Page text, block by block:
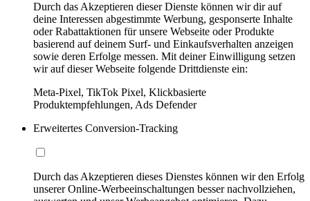
Durch das Akzeptieren dieser Dienste können wir dir auf
deine Interessen abgestimmte Werbung, gesponserte Inhalte
oder Rabattaktionen für unsere Webseite oder Produkte
basierend auf deinem Surf- und Einkaufsverhalten anzeigen
sowie deren Erfolge messen. Mit deiner Einwilligung setzen
wir auf dieser Webseite folgende Drittdienste ein:
Meta-Pixel, TikTok Pixel, Klickbasierte
Produktempfehlungen, Ads Defender
Erweitertes Conversion-Tracking
Durch das Akzeptieren dieses Dienstes können wir den Erfolg
unserer Online-Werbeeinschaltungen besser nachvollziehen,